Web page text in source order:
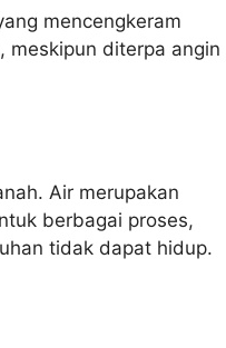
mencengkeram
diterpa angin
Air merupakan
berbagai proses,
tidak dapat hidup.